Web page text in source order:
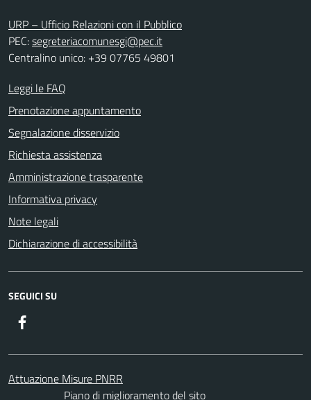
URP – Ufficio Relazioni con il Pubblico
PEC:segreteriacomunesgi@pec.it
Centralino unico: +39 07765 49801
Leggi le FAQ
Prenotazione appuntamento
Segnalazione disservizio
Richiesta assistenza
Amministrazione trasparente
Informativa privacy
Note legali
Dichiarazione di accessibilità
SEGUICI SU
Attuazione Misure PNRR
Piano di miglioramento del sito